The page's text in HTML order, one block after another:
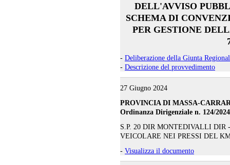
DELL'AVVISO
SCHEMA DI
PER GESTIONE
- Deliberazione della Giunta
- Descrizione del provvedimento
27 Giugno 2024
PROVINCIA DI MASSA-
Ordinanza Dirigenziale n. 124/2024
S.P. 20 DIR MONTEDIVALLI
VEICOLARE NEI PRESSI DEL
- Visualizza il documento